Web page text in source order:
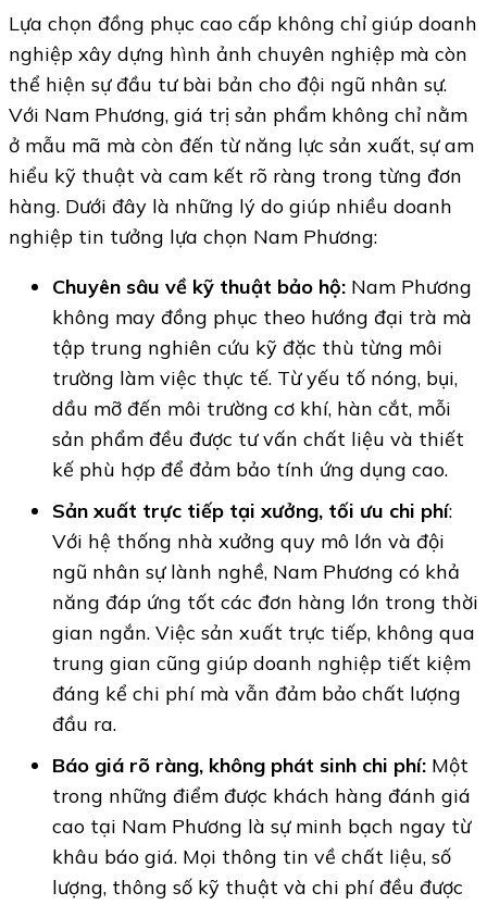
Lựa chọn đồng phục cao cấp không chỉ giúp doanh
nghiệp xây dựng hình ảnh chuyên nghiệp mà còn
thể hiện sự đầu tư bài bản cho đội ngũ nhân sự.
Với Nam Phương, giá trị sản phẩm không chỉ nằm
ở mẫu mã mà còn đến từ năng lực sản xuất, sự am
hiểu kỹ thuật và cam kết rõ ràng trong từng đơn
hàng. Dưới đây là những lý do giúp nhiều doanh
nghiệp tin tưởng lựa chọn Nam Phương:
Chuyên sâu về kỹ thuật bảo hộ: Nam Phương
không may đồng phục theo hướng đại trà mà
tập trung nghiên cứu kỹ đặc thù từng môi
trường làm việc thực tế. Từ yếu tố nóng, bụi,
dầu mỡ đến môi trường cơ khí, hàn cắt, mỗi
sản phẩm đều được tư vấn chất liệu và thiết
kế phù hợp để đảm bảo tính ứng dụng cao.
Sản xuất trực tiếp tại xưởng, tối ưu chi phí:
Với hệ thống nhà xưởng quy mô lớn và đội
ngũ nhân sự lành nghề, Nam Phương có khả
năng đáp ứng tốt các đơn hàng lớn trong thời
gian ngắn. Việc sản xuất trực tiếp, không qua
trung gian cũng giúp doanh nghiệp tiết kiệm
đáng kể chi phí mà vẫn đảm bảo chất lượng
đầu ra.
Báo giá rõ ràng, không phát sinh chi phí: Một
trong những điểm được khách hàng đánh giá
cao tại Nam Phương là sự minh bạch ngay từ
khâu báo giá. Mọi thông tin về chất liệu, số
lượng, thông số kỹ thuật và chi phí đều được